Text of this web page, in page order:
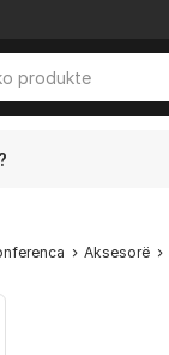
Aksesorë